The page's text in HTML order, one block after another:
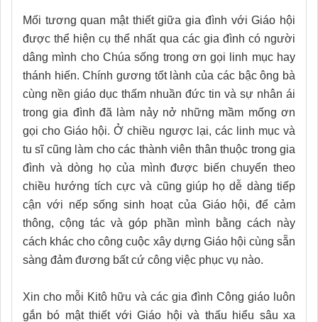
Mối tương quan mật thiết giữa gia đình với Giáo hội
được thể hiện cụ thể nhất qua các gia đình có người
dâng mình cho Chúa sống trong ơn gọi linh mục hay
thánh hiến. Chính gương tốt lành của các bậc ông bà
cùng nền giáo dục thấm nhuần đức tin và sự nhân ái
trong gia đình đã làm nảy nở những mầm mống ơn
gọi cho Giáo hội. Ở chiều ngược lại, các linh mục và
tu sĩ cũng làm cho các thành viên thân thuộc trong gia
đình và dòng họ của mình được biến chuyển theo
chiều hướng tích cực và cũng giúp họ dễ dàng tiếp
cận với nếp sống sinh hoạt của Giáo hội, để cảm
thông, cộng tác và góp phần mình bằng cách này
cách khác cho công cuộc xây dựng Giáo hội cùng sẵn
sàng đảm đương bất cứ công việc phục vụ nào.
Xin cho mỗi Kitô hữu và các gia đình Công giáo luôn
gắn bó mật thiết với Giáo hội và thấu hiểu sâu xa